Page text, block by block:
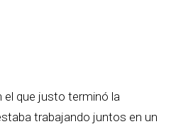
que justo terminó la
trabajando juntos en un